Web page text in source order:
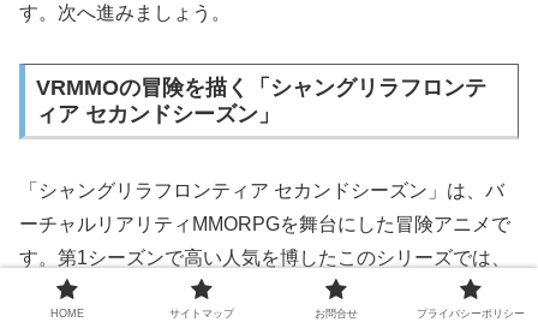
す。次へ進みましょう。
VRMMOの冒険を描く「シャングリラフロンテ
ィア セカンドシーズン」
「シャングリラフロンティア セカンドシーズン」は、バ
ーチャルリアリティMMORPGを舞台にした冒険アニメで
す。第1シーズンで高い人気を博したこのシリーズでは、
主人公たちがゲーム内で未踏の地を目指し、数々の強敵と
HOME サイトマップ お問合せ プライバシーポリシー